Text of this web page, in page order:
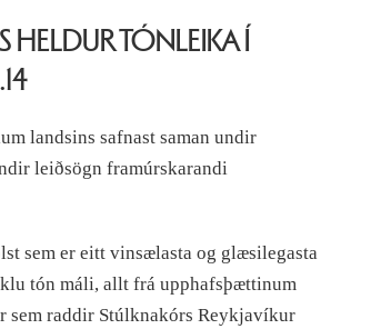
HELDUR TÓNLEIKA Í
landsins safnast saman undir
leiðsögn framúrskarandi
sem er eitt vinsælasta og glæsilegasta
tón máli, allt frá upphafsþættinum
sem raddir Stúlknakórs Reykjavíkur